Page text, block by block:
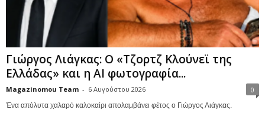
Γιώργος Λιάγκας: Ο «Τζορτζ Κλούνεϊ της
Ελλάδας» και η AI φωτογραφία...
Magazinomou Team - 6 Αυγούστου 2026 0
Ένα απόλυτα χαλαρό καλοκαίρι απολαμβάνει φέτος ο Γιώργος Λιάγκας.